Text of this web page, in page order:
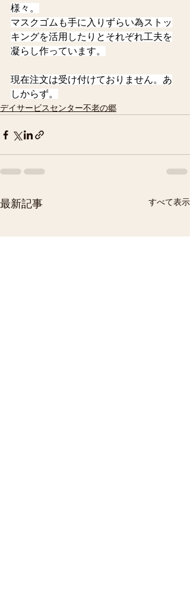
様々。
マスクゴムも手に入りずらい為ストッ
キングを活用したりとそれぞれ工夫を
凝らし作っています。
現在注文は受け付けておりません。あ
しからず。
デイサービスセンター不老の郷
最新記事 すべて表示